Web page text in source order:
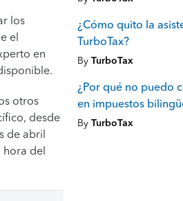
los
el
en
otros
desde
de abril
hora del
¿Cómo quito la
TurboTax?
By TurboTax
¿Por qué no puedo
en impuestos
By TurboTax